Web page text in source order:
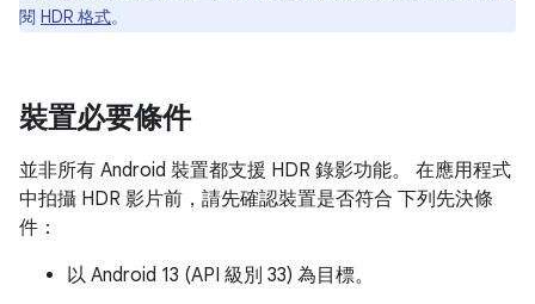
閱 HDR 格式。
裝置必要條件
並非所有 Android 裝置都支援 HDR 錄影功能。 在應用程式
中拍攝 HDR 影片前，請先確認裝置是否符合 下列先決條
件：
以 Android 13 (API 級別 33) 為目標。